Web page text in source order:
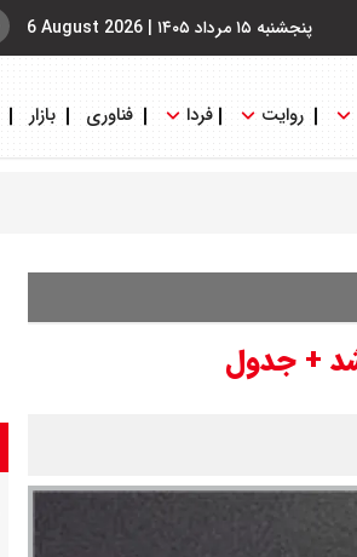
پنجشنبه ۱۵ مرداد ۱۴۰۵ |
6 August 2026
روایت فردا فناوری بازار